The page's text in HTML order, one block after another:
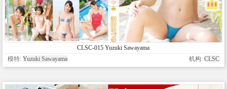
CLSC-015 Yuzuki Sawayama
模特: Yuzuki Sawayama 机构: CLSC